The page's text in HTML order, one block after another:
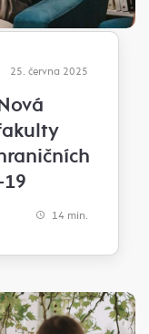
25. června 2025
14 min.